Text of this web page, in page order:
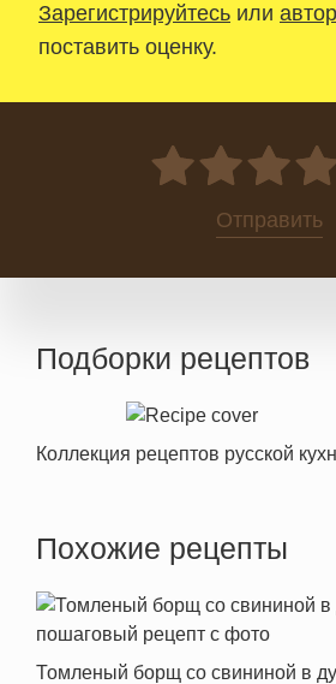
Зарегистрируйтесь или
поставить оценку.
Отправить
Подборки рецептов
Коллекция рецептов русской
Похожие рецепты
Томленый борщ со свининой в